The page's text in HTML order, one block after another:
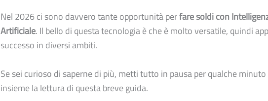
Nel 2026 ci sono davvero tante opportunità perfare soldi con
Artificiale. Il bello di questa tecnologia è che è molto versatile, quindi
successo in diversi ambiti.
Se sei curioso di saperne di più, metti tutto in pausa per qualche
insieme la lettura di questa breve guida.